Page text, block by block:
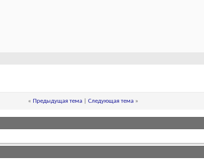
« Предыдущая тема Следующая тема »